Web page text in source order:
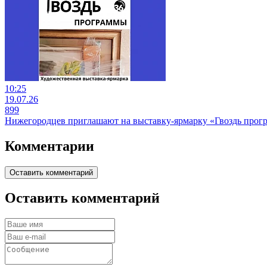
10:25
19.07.26
899
Нижегородцев приглашают на выставку-ярмарку «Гвоздь
Комментарии
Оставить комментарий
Оставить комментарий